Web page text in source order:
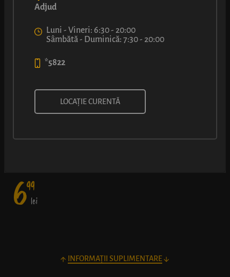
COVRIPIZZA®
ciuperci, mozzarella și sos dulce – o poveste de dragoste la
699
lei
INFORMAȚII SUPLIMENTARE
Adjud
Luni - Vineri: 6:30 - 20:00
Sâmbătă - Duminică: 7:30 - 20:00
*5822
LOCAȚIE CURENTĂ